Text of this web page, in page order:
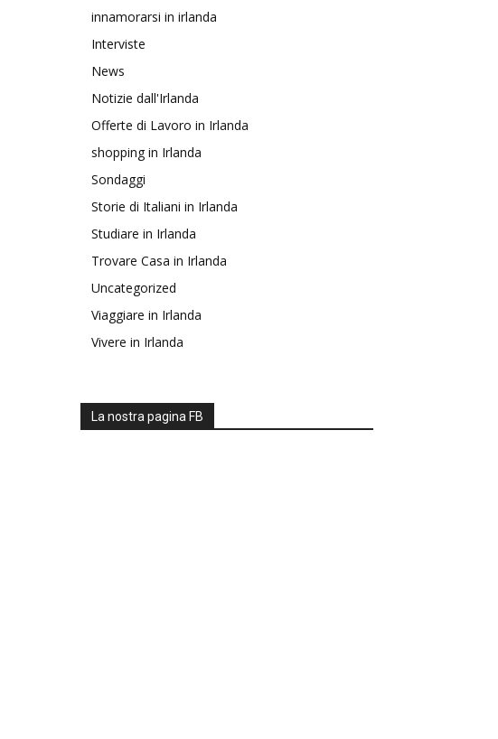
innamorarsi in irlanda
Interviste
News
Notizie dall'Irlanda
Offerte di Lavoro in Irlanda
shopping in Irlanda
Sondaggi
Storie di Italiani in Irlanda
Studiare in Irlanda
Trovare Casa in Irlanda
Uncategorized
Viaggiare in Irlanda
Vivere in Irlanda
La nostra pagina FB